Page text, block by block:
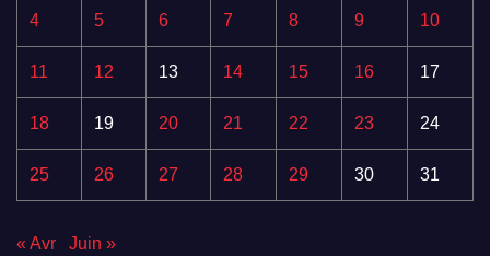
4 5 6 7 8 9 10
11 12 13 14 15 16 17
18 19 20 21 22 23 24
25 26 27 28 29 30 31
« Avr Juin »